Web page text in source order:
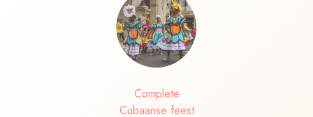
Complete
Cubaanse feest